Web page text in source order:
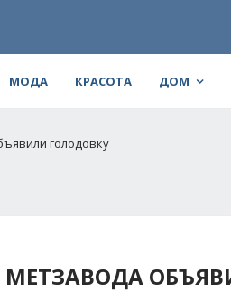
МОДА КРАСОТА ДОМ
голодовку
МЕТЗАВОДА